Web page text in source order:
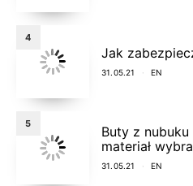
4
Jak
31.05.21 EN
5
Buty z
materiał
31.05.21 EN